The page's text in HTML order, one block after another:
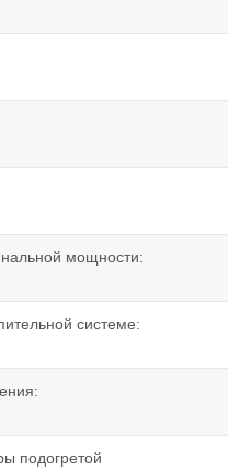
мощности:
системе:
подогретой